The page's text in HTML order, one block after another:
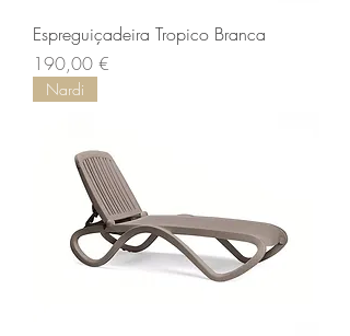
Espreguiçadeira Tropico Branca
Preço
190,00 €
Nardi